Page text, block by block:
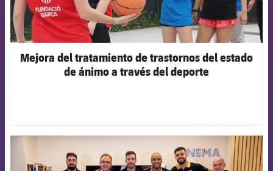
Mejora del tratamiento de trastornos del estado
de ánimo a través del deporte